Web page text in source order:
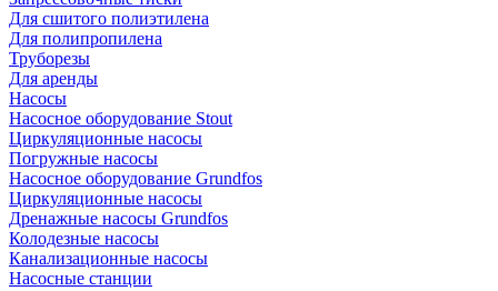
Для сшитого полиэтилена
Для полипропилена
Труборезы
Для аренды
Насосы
Насосное оборудование Stout
Циркуляционные насосы
Погружные насосы
Насосное оборудование Grundfos
Циркуляционные насосы
Дренажные насосы Grundfos
Колодезные насосы
Канализационные насосы
Насосные станции